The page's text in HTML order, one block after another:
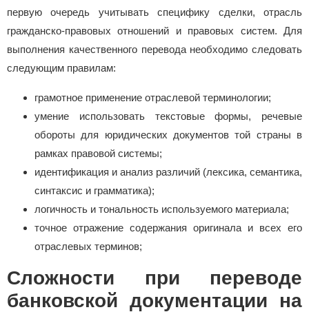
первую очередь учитывать специфику сделки, отрасль
гражданско-правовых отношений и правовых систем. Для
выполнения качественного перевода необходимо следовать
следующим правилам:
грамотное применение отраслевой терминологии;
умение использовать текстовые формы, речевые
обороты для юридических документов той страны в
рамках правовой системы;
идентификация и анализ различий (лексика, семантика,
синтаксис и грамматика);
логичность и тональность используемого материала;
точное отражение содержания оригинала и всех его
отраслевых терминов;
Сложности при переводе
банковской документации на